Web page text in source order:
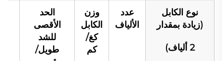
نوع الكابل
(زيادة بمقدار
2 ألياف)
عدد
الألياف
وزن
الكابل
كغ/
كم
الحد
الأقصى
للشد
طويل/